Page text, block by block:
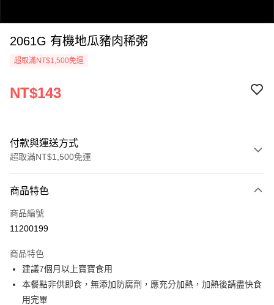
0:47
2061G 有機地瓜豬肉稀粥
超取滿NT$1,500免運
NT$143
付款與運送方式
超取滿NT$1,500免運
信用卡一次付款
LINE Pay
街口支付
悠遊付
商品特色
商品編號
11200199
商品特色
建議7個月以上寶寶食用
本餐點非供即食，無添加防腐劑，應充分加熱，加熱後請盡快食
用完畢